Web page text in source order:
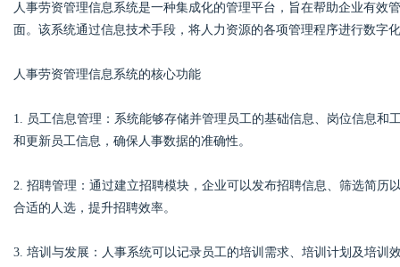
ar
人事劳资管理信息系统是一种集成化的管理平台，旨在帮助企业有效
面。该系统通过信息技术手段，将人力资源的各项管理程序进行数字
人事劳资管理信息系统的核心功能
1. 员工信息管理：系统能够存储并管理员工的基础信息、岗位信息
和更新员工信息，确保人事数据的准确性。
2. 招聘管理：通过建立招聘模块，企业可以发布招聘信息、筛选简
合适的人选，提升招聘效率。
3. 培训与发展：人事系统可以记录员工的培训需求、培训计划及培